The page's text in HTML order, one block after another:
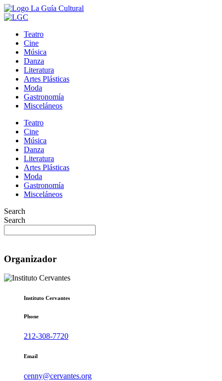
Teatro
Cine
Música
Danza
Literatura
Artes Plásticas
Moda
Gastronomía
Misceláneos
Teatro
Cine
Música
Danza
Literatura
Artes Plásticas
Moda
Gastronomía
Misceláneos
Search
Search
Organizador
Instituto Cervantes
Phone
212-308-7720
Email
cenny@cervantes.org